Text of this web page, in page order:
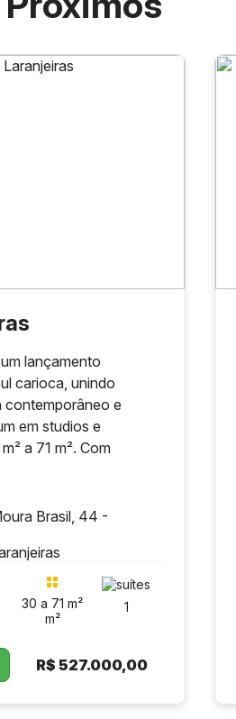
lançamento
carioca, unindo
contemporâneo e
em studios e
a 71 m². Com
Brasil, 44 -
30 a 71 m²
m²
1
R$527.000,00